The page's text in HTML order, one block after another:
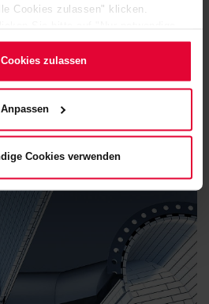
Cookies zulassen" klicken.
dazu (einschließlich der Möglichkeit,
ändern oder zu widerrufen)
.
zulassen
Anpassen
Cookies verwenden
SIE HIER EINE